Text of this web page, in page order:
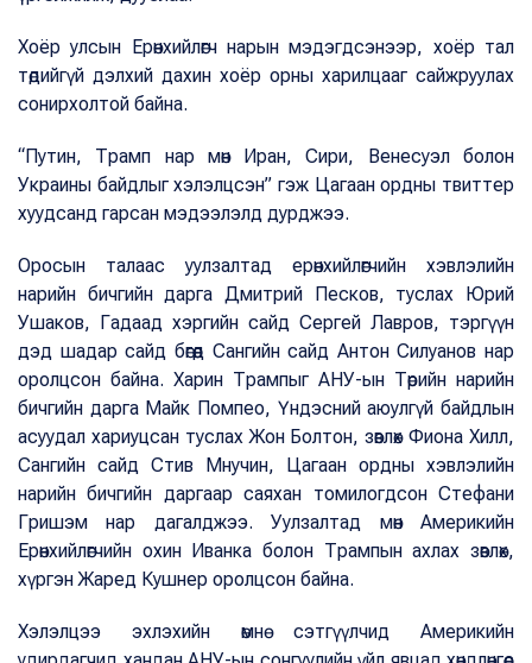
Хоёр улсын Ерөнхийлөгч нарын мэдэгдсэнээр, хоёр тал
төдийгүй дэлхий дахин хоёр орны харилцааг сайжруулах
сонирхолтой байна.
“Путин, Трамп нар мөн Иран, Сири, Венесуэл болон
Украины байдлыг хэлэлцсэн” гэж Цагаан ордны твиттер
хуудсанд гарсан мэдээлэлд дурджээ.
Оросын талаас уулзалтад ерөнхийлөгчийн хэвлэлийн
нарийн бичгийн дарга Дмитрий Песков, туслах Юрий
Ушаков, Гадаад хэргийн сайд Сергей Лавров, тэргүүн
дэд шадар сайд бөгөөд Сангийн сайд Антон Силуанов нар
оролцсон байна. Харин Трампыг АНУ-ын Төрийн нарийн
бичгийн дарга Майк Помпео, Үндэсний аюулгүй байдлын
асуудал хариуцсан туслах Жон Болтон, зөвлөх Фиона Хилл,
Сангийн сайд Стив Мнучин, Цагаан ордны хэвлэлийн
нарийн бичгийн даргаар саяхан томилогдсон Стефани
Гришэм нар дагалджээ. Уулзалтад мөн Америкийн
Ерөнхийлөгчийн охин Иванка болон Трампын ахлах зөвлөх,
хүргэн Жаред Кушнер оролцсон байна.
Хэлэлцээ эхлэхийн өмнө сэтгүүлчид Америкийн